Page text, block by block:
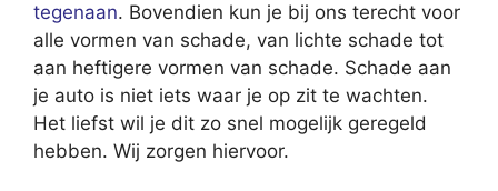
tegenaan. Bovendien kun je bij ons terecht voor
alle vormen van schade, van lichte schade tot
aan heftigere vormen van schade. Schade aan
je auto is niet iets waar je op zit te wachten.
Het liefst wil je dit zo snel mogelijk geregeld
hebben. Wij zorgen hiervoor.